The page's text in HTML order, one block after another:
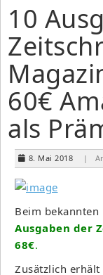
10
60€
als
8. Mai 2018 |
Beim
Ausgaben der
68€.
Zusätzlich